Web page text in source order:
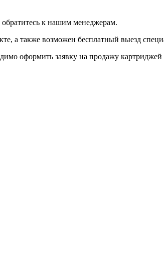
к нашим менеджерам.
а также возможен бесплатный выезд
оформить заявку на продажу